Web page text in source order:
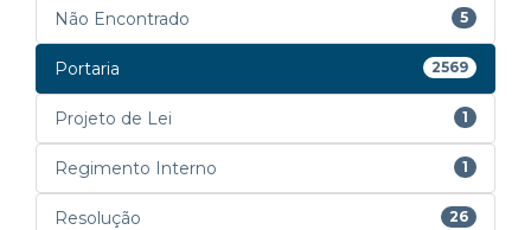
Não Encontrado 5
Portaria 2569
Projeto de Lei 1
Regimento Interno 1
Resolução 26